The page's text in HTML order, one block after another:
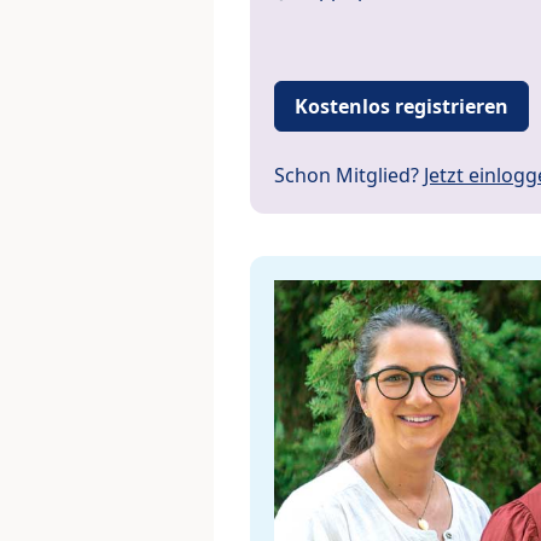
Kostenlos registrieren
Schon Mitglied? Jetzt